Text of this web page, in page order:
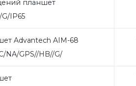
планшет
IP65
Advantech AIM-68
NA/GPS//HB//G/